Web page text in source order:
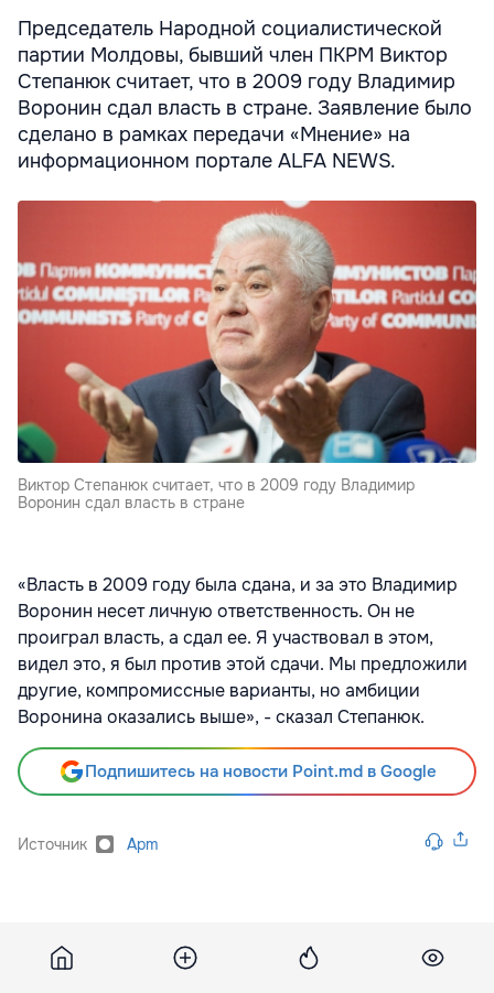
Председатель Народной социалистической
партии Молдовы, бывший член ПКРМ Виктор
Степанюк считает, что в 2009 году Владимир
Воронин сдал власть в стране. Заявление было
сделано в рамках передачи «Мнение» на
информационном портале ALFA NEWS.
Виктор Степанюк считает, что в 2009 году Владимир
Воронин сдал власть в стране
«Власть в 2009 году была сдана, и за это Владимир
Воронин несет личную ответственность. Он не
проиграл власть, а сдал ее. Я участвовал в этом,
видел это, я был против этой сдачи. Мы предложили
другие, компромиссные варианты, но амбиции
Воронина оказались выше», - сказал Степанюк.
Подпишитесь на новости Point.md в Google
Источник Apm